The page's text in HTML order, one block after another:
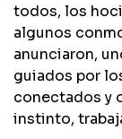
todos, los
algunos
anunciaron,
guiados por
conectados y
instinto,